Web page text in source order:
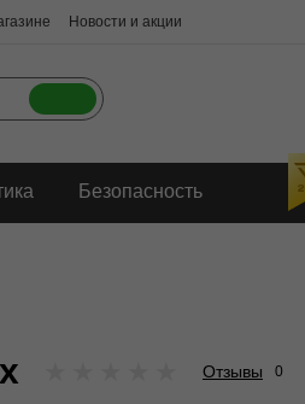
Новости и акции
Безопасность
Отзывы 0